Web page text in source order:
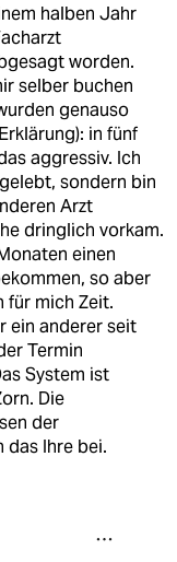
halben Jahr
worden.
selber buchen
genauso
in fünf
aggressiv. Ich
sondern bin
Arzt
dringlich vorkam.
einen
so aber
für mich Zeit.
ein anderer seit
Termin
System ist
Die
der
Ihre bei.